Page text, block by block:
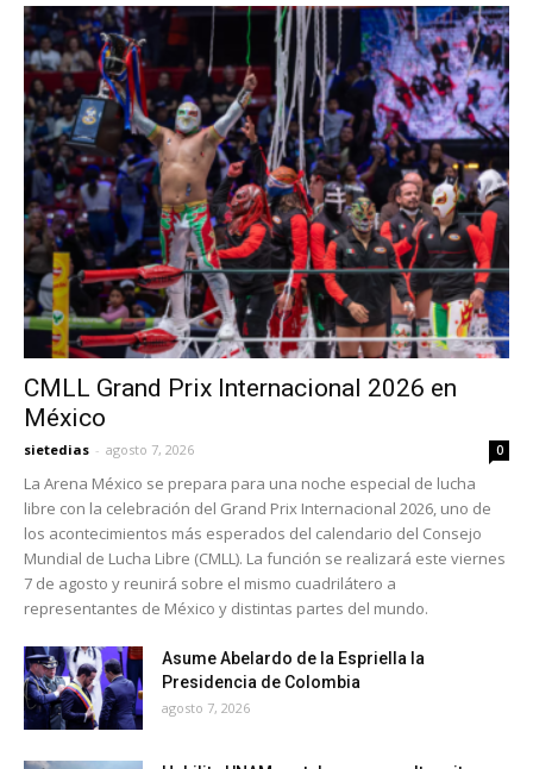
CMLL Grand Prix Internacional 2026 en
México
sietedias - agosto 7, 2026 0
La Arena México se prepara para una noche especial de lucha
libre con la celebración del Grand Prix Internacional 2026, uno de
los acontecimientos más esperados del calendario del Consejo
Mundial de Lucha Libre (CMLL). La función se realizará este viernes
7 de agosto y reunirá sobre el mismo cuadrilátero a
representantes de México y distintas partes del mundo.
Asume Abelardo de la Espriella la
Presidencia de Colombia
agosto 7, 2026